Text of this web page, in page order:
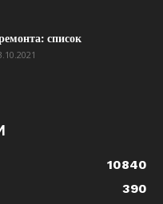
список
10840
390